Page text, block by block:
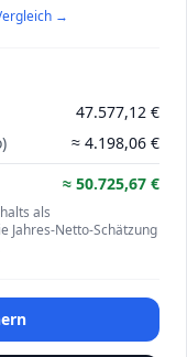
→
47.577,12 €
≈ 4.198,06 €
≈ 50.725,67 €
als
Jahres-Netto-Schätzung